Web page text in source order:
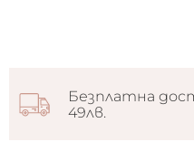
Безплатна
49лв.